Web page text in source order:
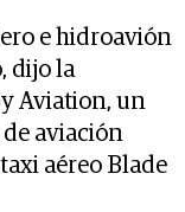
e hidroavión
dijo la
Aviation, un
de aviación
aéreo Blade